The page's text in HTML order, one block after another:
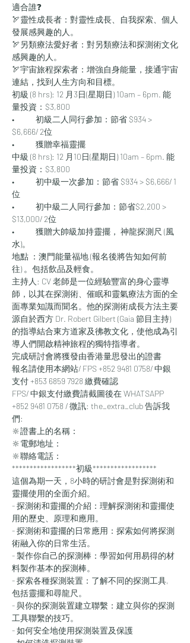
適合誰❓
🏹靈性成長者：對靈性成長、自我探索、個人
發展感興趣的人。
🏹另類療法愛好者：對另類療法和探測術文化
感興趣的人。
🏹宇宙旅程探索者：增強自身能量，接通宇宙
連結，找到人生方向和目標。
初級 (8 hrs): 12 月3日(星期日) 10am – 6pm. 能
量投資：$3,800
•	初級二人同行參加：節省 $934 >
$6,666/ 2位
•	獲贈幸福靈擺
中級 (8 hrs): 12 月10日(星期日) 10am – 6pm. 能
量投資：$3,800
•	初中級一次參加：節省 $934 > $6,666/ 1
位
•	初中級二人同行參加：節省$2,200 >
$13,000/ 2位
•	獲贈大帥級加持靈擺， 神龍探測尺 (風
水)。
地點 ：澳門能量福地 (報名後將告知如何前
往) 。包括飲品及輕食。
主持人: CV 老師是一位經驗豐富的身心靈導
師，以其在探測術、催眠和靈氣療法方面的全
面專業知識而聞名。他的探測術成長方法主要
源自於西方 Dr. Robert Gilbert (Gaia 節目主持)
的指導結合東方道家及彿教文化，使他成為引
導人們開啟精神旅程的獨特指導者。
完成研討會將獲發由香港量思發出的證書
報名請使用本網站/ FPS +852 9481 0758/ 中銀
支付 +853 6859 7928 繳費確認
FPS/ 中銀支付繳費請截圖後在 WHATSAPP
+852 9481 0758 / 微訊: the_extra_club 告訴我
們:
🔆證書上的名稱：
🔆電郵地址：
🔆聯絡電話：
******************初級******************
這個為期一天，8小時的研討會是對探測術和
靈擺使用的全面介紹。
- 探測術和靈擺的介紹：理解探測術和靈擺使
用的歷史、原理和應用。
- 探測術和靈擺的日常應用：探索如何將探測
術融入你的日常生活。
- 製作你自己的探測棒：學習如何用易得的材
料製作基本的探測棒。
- 探索各種探測裝置：了解不同的探測工具,
包括靈擺和尋龍尺。
- 與你的探測裝置建立聯繫：建立與你的探測
工具聯繫的技巧。
- 如何安全地使用探測裝置及保護